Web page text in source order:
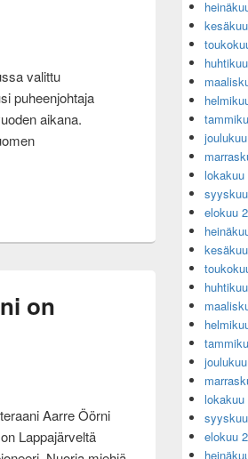
valittu
puheenjohtaja
aikana.
uuden puheenjohtaja Merja Nieminen
on
Aarre Öörni
Lappajärveltä
lokakuu
elokuu
lokakuu
elokuu